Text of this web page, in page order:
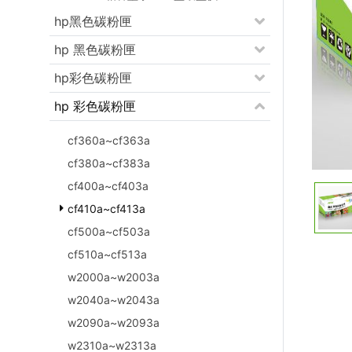
hp黑色碳粉匣
hp 黑色碳粉匣
hp彩色碳粉匣
hp 彩色碳粉匣
cf360a~cf363a
cf380a~cf383a
cf400a~cf403a
cf410a~cf413a
cf500a~cf503a
cf510a~cf513a
w2000a~w2003a
w2040a~w2043a
w2090a~w2093a
w2310a~w2313a